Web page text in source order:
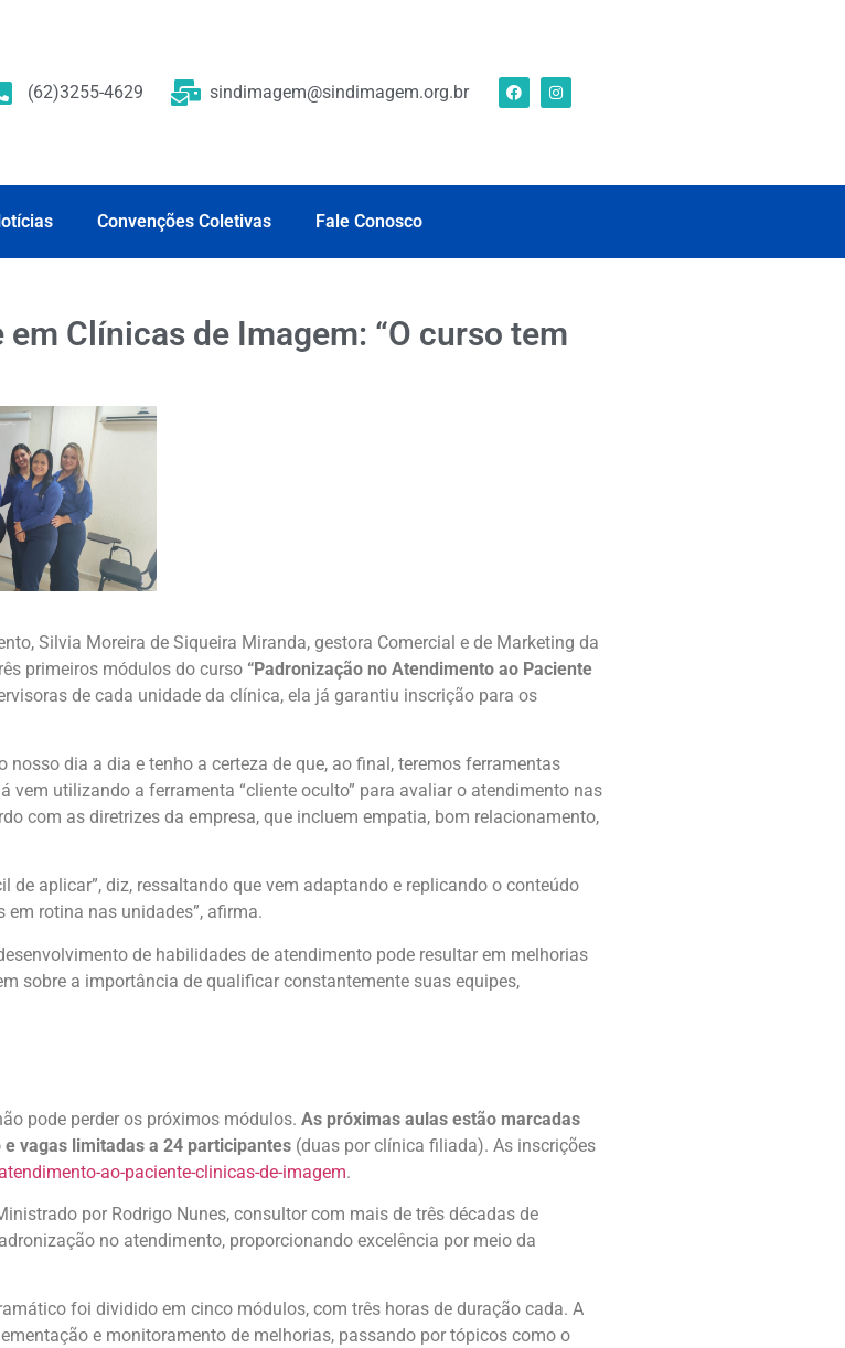
(62)3255-4629 sindimagem@sindimagem.org.br
Convenções Coletivas Fale Conosco
Clínicas de Imagem: “O curso tem
Silvia Moreira de Siqueira Miranda, gestora Comercial e de Marketing da
primeiros módulos do curso “Padronização no Atendimento ao Paciente
de cada unidade da clínica, ela já garantiu inscrição para os
dia a dia e tenho a certeza de que, ao final, teremos ferramentas
utilizando a ferramenta “cliente oculto” para avaliar o atendimento nas
com as diretrizes da empresa, que incluem empatia, bom relacionamento,
aplicar”, diz, ressaltando que vem adaptando e replicando o conteúdo
rotina nas unidades”, afirma.
de habilidades de atendimento pode resultar em melhorias
sobre a importância de qualificar constantemente suas equipes,
pode perder os próximos módulos. As próximas aulas estão marcadas
vagas limitadas a 24 participantes (duas por clínica filiada). As inscrições
ao-paciente-clinicas-de-imagem.
por Rodrigo Nunes, consultor com mais de três décadas de
no atendimento, proporcionando excelência por meio da
foi dividido em cinco módulos, com três horas de duração cada. A
e monitoramento de melhorias, passando por tópicos como o